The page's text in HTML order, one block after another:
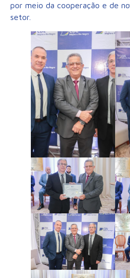
por meio da cooperação e de
setor.